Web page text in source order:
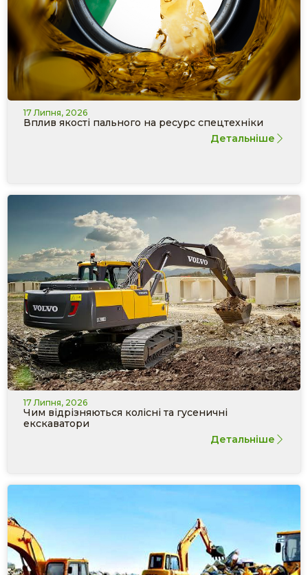
17 Липня, 2026
Вплив якості пального на ресурс спецтехніки
Детальніше
17 Липня, 2026
Чим відрізняються колісні та гусеничні
екскаватори
Детальніше